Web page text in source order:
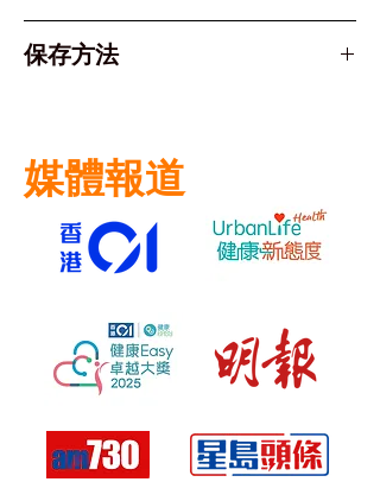
先清潔並抹乾患處。
輕輕按摩直至完全吸收。通常建
議每日使用1-2次。
注意： 用量及療程長短應嚴格遵
過50克。除非醫生另有處方，請勿
使用密封性敷料覆蓋。
包括：
保存方法
媒體報道